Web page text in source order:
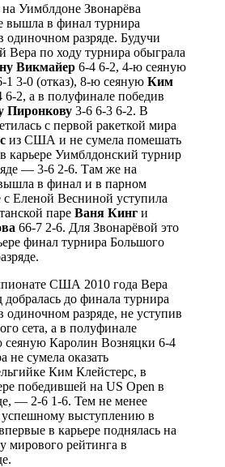
Уимблдоне Звонарёва
вышла в финал турнира
разряде. Будучи
Вера по ходу турнира обыграла
Викмайер 6-4 6-2, 4-ю сеяную
1 3-0 (отказ), 8-ю сеяную Ким
6-2, а в полуфинале победив
Пиронкову 3-6 6-3 6-2. В
с первой ракеткой мира
из США и не сумела помешать
карьере Уимблдонский турнир
— 3-6 2-6. Там же на
в финал и в парном
с Еленой Весниной уступила
паре Ваня Кинг и
66-7 2-6. Для Звонарёвой это
финал турнира Большого
США 2010 года Вера
добралась до финала турнира
разряде, не уступив
сета, а в полуфинале
сеяную Каролин Возняцки 6-4
не сумела оказать
Ким Клейстерс, в
победившей на US Open в
— 2-6 1-6. Тем не менее
успешному выступлению в
в карьере поднялась на
мирового рейтинга в